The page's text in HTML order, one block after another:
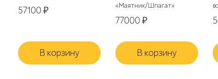
57100₽
В корзину
«Маятник/Шпагат»
77000₽
В корзину